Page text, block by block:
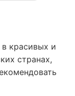
красивых и
странах,